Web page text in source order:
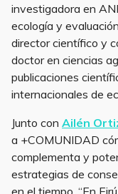
investigadora en
ecología y
director científico y
doctor en ciencias
publicaciones
internacionales de
Junto con Ailén
a +COMUNIDAD
complementa y
estrategias de